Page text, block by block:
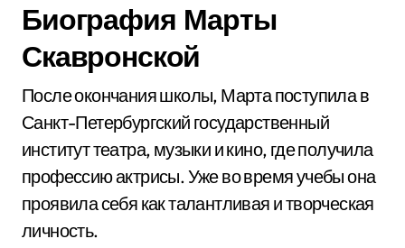
Биография Марты
Скавронской
После окончания школы, Марта поступила в
Санкт-Петербургский государственный
институт театра, музыки и кино, где получила
профессию актрисы. Уже во время учебы она
проявила себя как талантливая и творческая
личность.